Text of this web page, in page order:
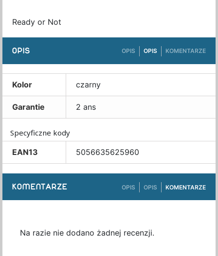
Ready or Not
OPIS OPIS OPIS KOMENTARZE
Kolor czarny
Garantie 2 ans
Specyficzne kody
EAN13
5056635625960
KOMENTARZE OPIS OPIS KOMENTARZE
Na razie nie dodano żadnej recenzji.